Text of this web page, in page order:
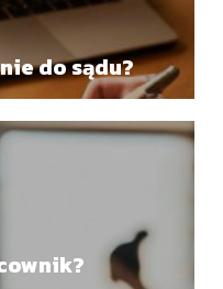
do sądu?